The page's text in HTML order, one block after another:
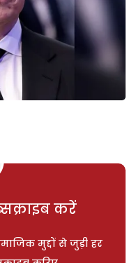
करें
मुद्दों से जुड़ी हर